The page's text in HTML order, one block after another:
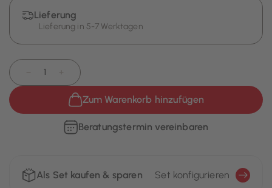
Lieferung
Lieferung in 5-7 Werktagen
Zum Warenkorb hinzufügen
Beratungstermin vereinbaren
Als Set kaufen & sparen Set konfigurieren